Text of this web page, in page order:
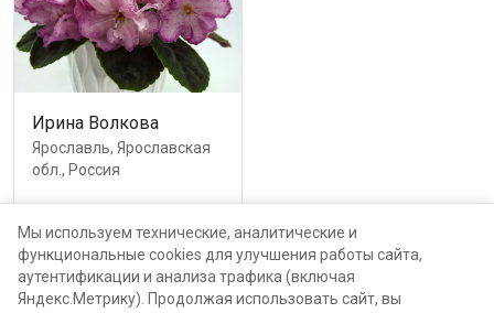
Ирина Волкова
Ярославль, Ярославская
обл., Россия
Светлана Крылова
Мы используем технические, аналитические и
функциональные cookies для улучшения работы сайта,
аутентификации и анализа трафика (включая
Яндекс.Метрику). Продолжая использовать сайт, вы